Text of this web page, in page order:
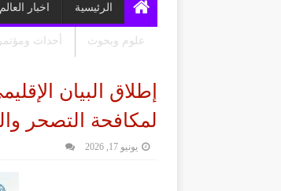
الرئيسية اخبار العالم
علوم وبحوث أحداث
إطلاق البيان
لمكافحة التصحر
يونيو 17, 2026